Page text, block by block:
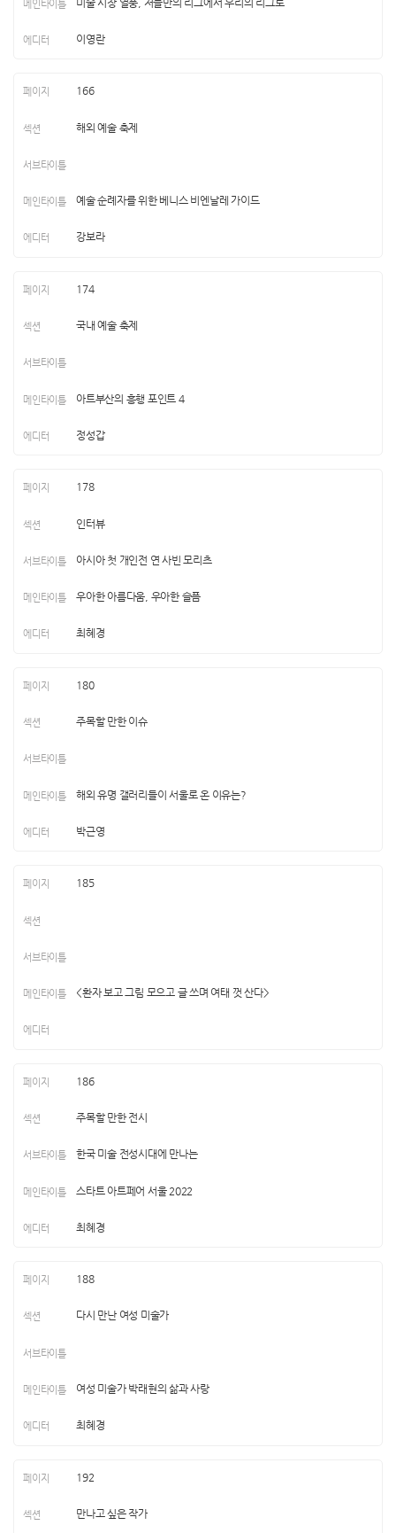
이영란
166
해외 예술 축제
예술 순례자를 위한 베니스 비엔날레 가이드
강보라
174
국내 예술 축제
아트부산의 흥행 포인트 4
정성갑
178
인터뷰
아시아 첫 개인전 연 사빈 모리츠
우아한 아름다움, 우아한 슬픔
최혜경
180
주목할 만한 이슈
해외 유명 갤러리들이 서울로 온 이유는?
박근영
185
<환자 보고 그림 모으고 글 쓰며 여태 껏 산다>
186
주목할 만한 전시
한국 미술 전성시대에 만나는
스타트 아트페어 서울 2022
최혜경
188
다시 만난 여성 미술가
여성 미술가 박래현의 삶과 사랑
최혜경
192
만나고 싶은 작가